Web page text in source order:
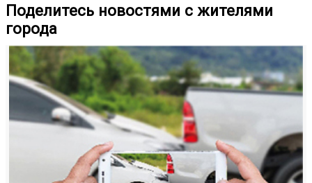
Поделитесь новостями с жителями
города